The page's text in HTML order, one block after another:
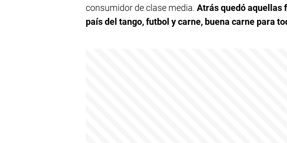
consumidor de clase media. Atrás quedó aquellas
país del tango, futbol y carne, buena carne para